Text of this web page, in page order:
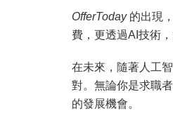
OfferToday的出現
費，更透過AI技術
在未來，隨著人工
對。無論你是求職
的發展機會。